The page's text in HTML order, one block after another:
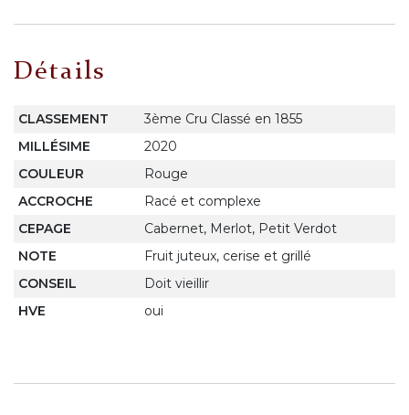
Détails
CLASSEMENT
3ème Cru Classé en 1855
MILLÉSIME
2020
COULEUR
Rouge
ACCROCHE
Racé et complexe
CEPAGE
Cabernet, Merlot, Petit Verdot
NOTE
Fruit juteux, cerise et grillé
CONSEIL
Doit vieillir
HVE
oui